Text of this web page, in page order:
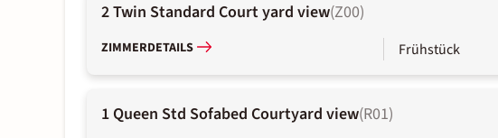
2 Twin Standard Court yard view(Z00)
ZIMMERDETAILS Frühstück
1 Queen Std Sofabed Courtyard view(R01)